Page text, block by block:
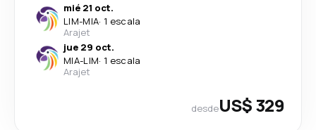
mié 21 oct.
LIM-MIA· 1 escala
Arajet
jue 29 oct.
MIA-LIM· 1 escala
Arajet
desdeUS$ 329